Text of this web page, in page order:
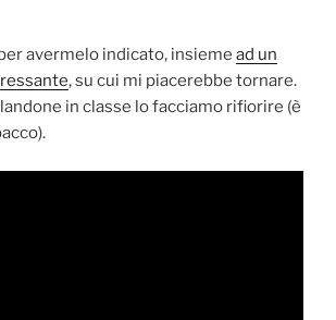
avermelo indicato, insieme ad un
, su cui mi piacerebbe tornare.
in classe lo facciamo rifiorire (è